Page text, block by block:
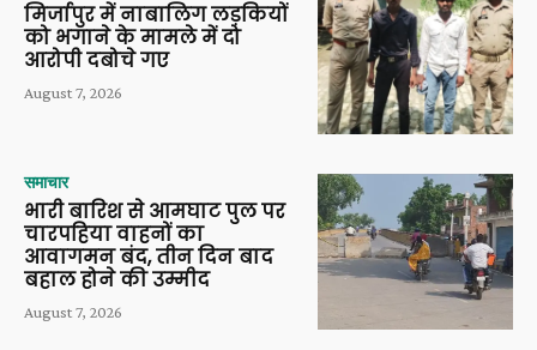
मिर्जापुर में नाबालिग लड़कियों
को भगाने के मामले में दो
आरोपी दबोचे गए
August 7, 2026
समाचार
भारी बारिश से आमघाट पुल पर
चारपहिया वाहनों का
आवागमन बंद, तीन दिन बाद
बहाल होने की उम्मीद
August 7, 2026